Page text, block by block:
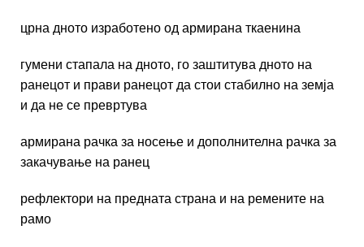
црна дното изработено од армирана ткаенина
гумени стапала на дното, го заштитува дното на
ранецот и прави ранецот да стои стабилно на земја
и да не се превртува
армирана рачка за носење и дополнителна рачка за
закачување на ранец
рефлектори на предната страна и на ремените на
рамо